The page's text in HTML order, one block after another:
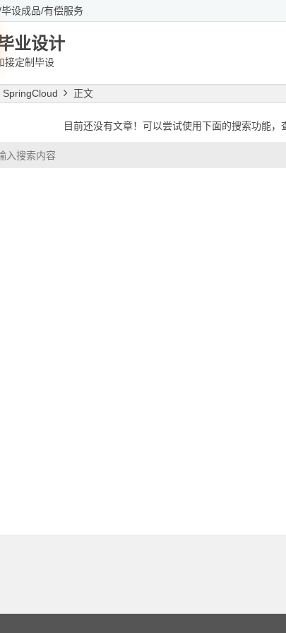
设成品/有偿服务
业设计
接定制毕设
SpringCloud 正文
目前还没有文章！可以尝试使用下面的搜索功能，